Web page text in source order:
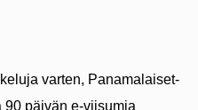
varten, Panamalaiset-
90 päivän e-viisumia